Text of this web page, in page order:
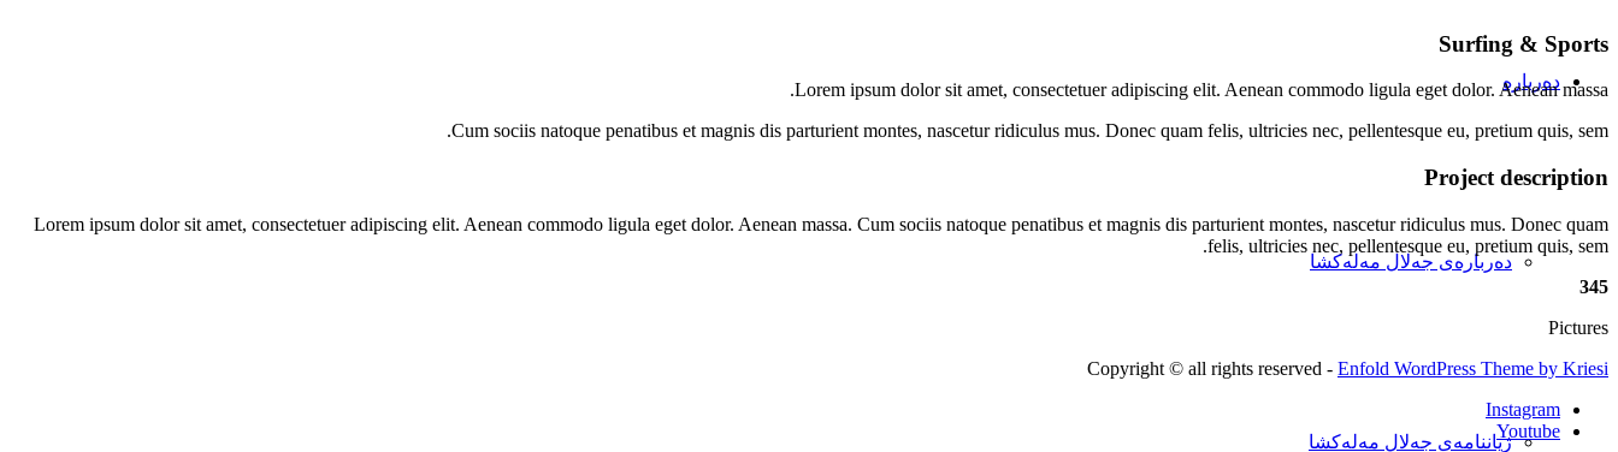
دەربارە
دەربارەی جەلال مەلەکشا
ژیاننامەی جەلال مەلەکشا
Surfing & Sports
Lorem ipsum dolor sit amet, consectetuer adipiscing elit. Aenean commodo ligula eget dolor. Aenean massa.
Cum sociis natoque penatibus et magnis dis parturient montes, nascetur ridiculus mus. Donec quam felis, ultricies nec, pellentesque eu, pretium quis, sem.
Project description
Lorem ipsum dolor sit amet, consectetuer adipiscing elit. Aenean commodo ligula eget dolor. Aenean massa. Cum sociis natoque penatibus et magnis dis parturient montes, nascetur ridiculus mus. Donec quam
felis, ultricies nec, pellentesque eu, pretium quis, sem.
345
Pictures
Copyright © all rights reserved - Enfold WordPress Theme by Kriesi
Instagram
Youtube